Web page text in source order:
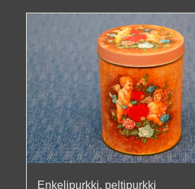
Enkelipurkki, peltipurkki